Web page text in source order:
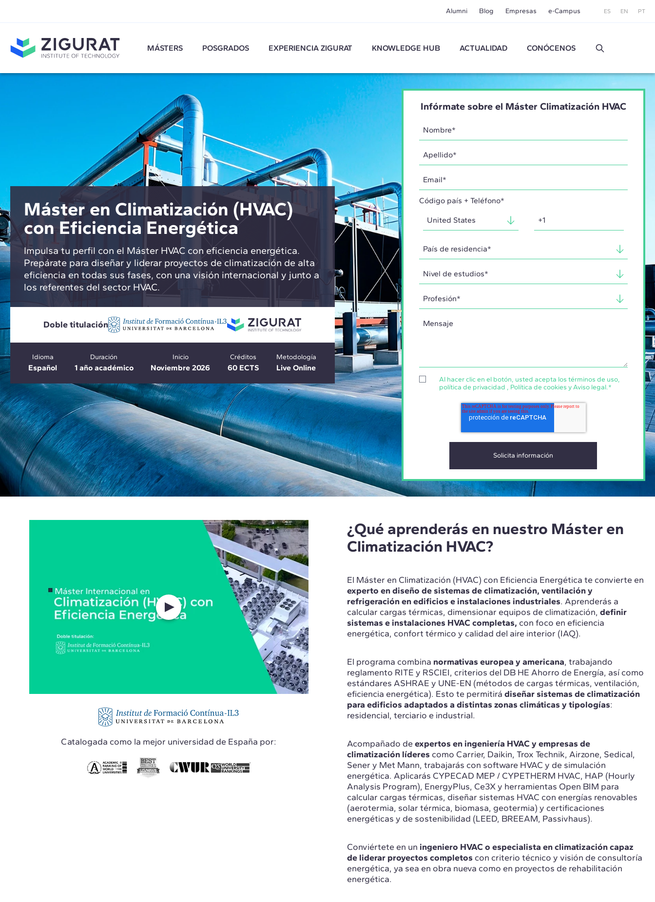
Alumni Blog Empresas e-Campus ES EN PT
MÁSTERS POSGRADOS EXPERIENCIA ZIGURAT KNOWLEDGE HUB ACTUALIDAD CONÓCENOS
Máster en Climatización (HVAC)
con Eficiencia Energética
Impulsa tu perfil con el Máster HVAC con eficiencia energética.
Prepárate para diseñar y liderar proyectos de climatización de alta
eficiencia en todas sus fases, con una visión internacional y junto a
los referentes del sector HVAC.
Doble titulación
Idioma
Español
Duración
1 año académico
Inicio
Noviembre 2026
Créditos
60 ECTS
Metodología
Live Online
Infórmate sobre el Máster Climatización HVAC
Código país + Teléfono*
Al hacer clic en el botón, usted acepta los términos de uso,
política de privacidad , Política de cookies yAviso legal.*
Catalogada como la mejor universidad de España por:
¿Qué aprenderás en nuestro Máster en
Climatización HVAC?
El Máster en Climatización (HVAC) con Eficiencia Energética te convierte en
experto en diseño de sistemas de climatización, ventilación y
refrigeración en edificios e instalaciones industriales. Aprenderás a
calcular cargas térmicas, dimensionar equipos de climatización, definir
sistemas e instalaciones HVAC completas, con foco en eficiencia
energética, confort térmico y calidad del aire interior (IAQ).
El programa combina normativas europea y americana, trabajando
reglamento RITE y RSCIEI, criterios del DB HE Ahorro de Energía, así como
estándares ASHRAE y UNE-EN (métodos de cargas térmicas, ventilación,
eficiencia energética). Esto te permitirá diseñar sistemas de climatización
para edificios adaptados a distintas zonas climáticas y tipologías:
residencial, terciario e industrial.
Acompañado de expertos en ingeniería HVAC y empresas de
climatización líderes como Carrier, Daikin, Trox Technik, Airzone, Sedical,
Sener y Met Mann, trabajarás con software HVAC y de simulación
energética. Aplicarás CYPECAD MEP / CYPETHERM HVAC, HAP (Hourly
Analysis Program), EnergyPlus, Ce3X y herramientas Open BIM para
calcular cargas térmicas, diseñar sistemas HVAC con energías renovables
(aerotermia, solar térmica, biomasa, geotermia) y certificaciones
energéticas y de sostenibilidad (LEED, BREEAM, Passivhaus).
Conviértete en un ingeniero HVAC o especialista en climatizacióncapaz
de liderar proyectos completos con criterio técnico y visión de consultoría
energética, ya sea en obra nueva como en proyectos de rehabilitación
energética.